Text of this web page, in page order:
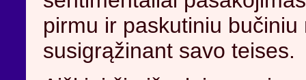
pirmu ir paskutiniu
susigrąžinant savo teises.